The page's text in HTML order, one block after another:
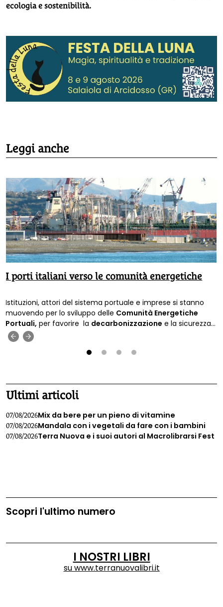
ecologia e sostenibilità.
Leggi anche
I porti italiani verso le comunità energetiche
Istituzioni, attori del sistema portuale e imprese si stanno
muovendo per lo sviluppo delle Comunità Energetiche
Portuali, per favorire la decarbonizzazione e la sicurezza
energetica.
Ultimi articoli
07/08/2026Mix da bere per un pieno di vitamine
07/08/2026Mandala con i vegetali da fare con i bambini
07/08/2026Terra Nuova e i suoi autori al Macrolibrarsi Fest
Scopri l'ultimo numero
I NOSTRI LIBRI
suwww.terranuovalibri.it